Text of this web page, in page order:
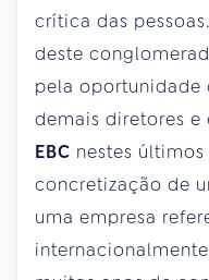
crítica das
deste
pela oportunidade
demais diretores e
EBC nestes
concretização de
uma empresa